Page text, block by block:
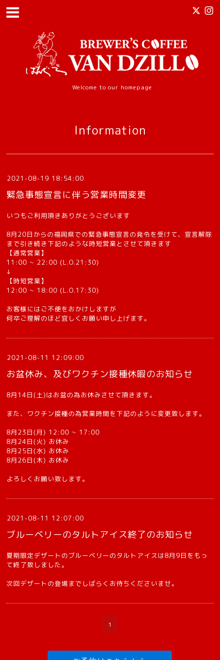
Welcome to our homepage
Information
2021-08-19 18:54:00
緊急事態宣言に伴う営業時間変更
いつもご利用頂きありがとうございます
8月20日からの福岡県での緊急事態宣言の発令を受けて、宣言解除
まで引き続き下記のような時短営業とさせて頂きます
【通常営業】
11:00 ~ 22:00 (L.O.21:30)
↓
【時短営業】
12:00 ~ 18:00 (L.O.17:30)
お客様にはご不便をおかけしますが
何卒ご理解のほど宜しくお願い申し上げます。
2021-08-11 12:09:00
お盆休み、及びワクチン接種休暇のお知らせ
8月14日(土)はお盆の為お休みさせて頂きます。
また、ワクチン接種の為営業時間を下記のように変更致します。
8月23日(月) 12:00 ~ 17:00
8月24日(火) お休み
8月25日(水) お休み
8月26日(木) お休み
よろしくお願い致します。
2021-08-11 12:07:00
ブルーベリーのタルトアイス終了のお知らせ
夏期限定デザートのブルーベリーのタルトアイスは8月9日をもっ
て終了致しました。
次回デザートの登場までしばらくお待ちくださいませ。
1